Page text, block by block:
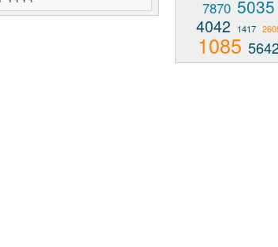
7870 5035
4042 1417
1085